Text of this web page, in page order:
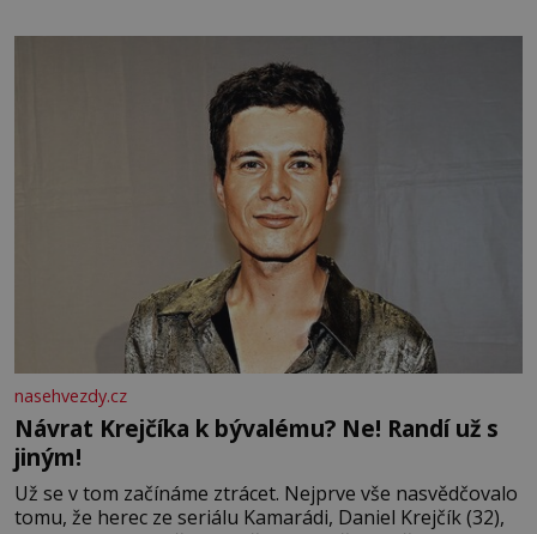
chodila do školy u nás na vesnici. Měli mě tam rádi,
nasehvezdy.cz
Návrat Krejčíka k bývalému? Ne! Randí už s
jiným!
Už se v tom začínáme ztrácet. Nejprve vše nasvědčovalo
tomu, že herec ze seriálu Kamarádi, Daniel Krejčík (32),